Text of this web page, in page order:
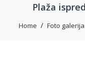
Plaža
Home Foto galerija